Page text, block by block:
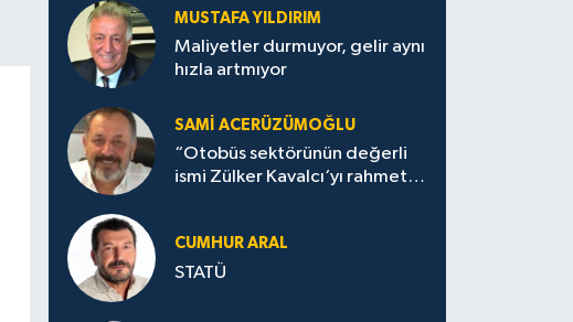
MUSTAFA YILDIRIM
Maliyetler durmuyor, gelir aynı
hızla artmıyor
SAMI ACERÜZÜMOĞLU
“Otobüs sektörünün değerli
ismi Zülker Kavalcı‘yı rahmetle
CUMHUR ARAL
STATÜ